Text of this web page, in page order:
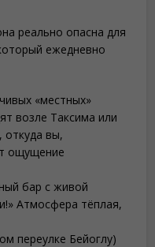
реально опасна для
ежедневно
«местных»
возле Таксима или
откуда вы,
ощущение
бар с живой
Атмосфера тёплая,
переулке Бейоглу)